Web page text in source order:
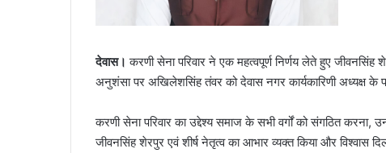
देवास। करणी सेना परिवार ने एक महत्वपूर्ण निर्णय लेते हुए
अनुशंसा पर अखिलेशसिंह तंवर को देवास नगर कार्यकारिणी अध्यक्ष के
करणी सेना परिवार का उद्देश्य समाज के सभी वर्गों को संगठित
जीवनसिंह शेरपुर एवं शीर्ष नेतृत्व का आभार व्यक्त किया और विश्वास